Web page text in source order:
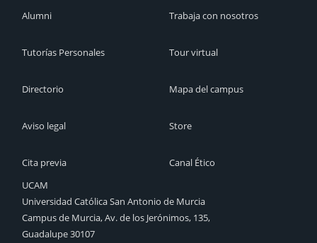
Alumni
Tutorías Personales
Directorio
Aviso legal
Cita previa
Trabaja con nosotros
Tour virtual
Mapa del campus
Store
Canal Ético
UCAM
Universidad Católica San Antonio de Murcia
Campus de Murcia, Av. de los Jerónimos, 135,
Guadalupe 30107